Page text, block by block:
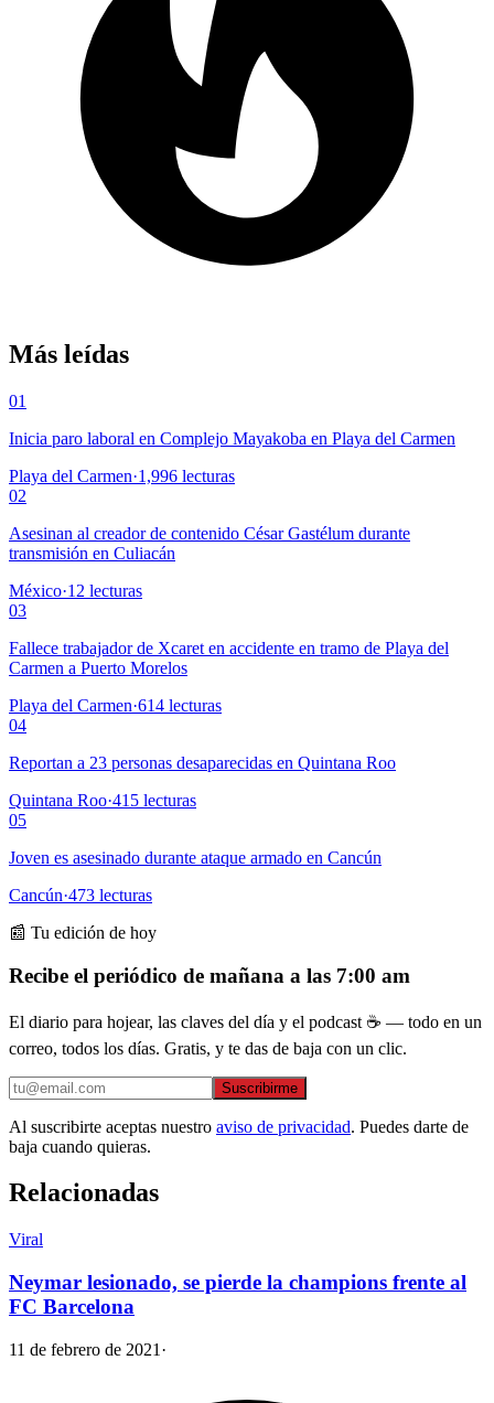
Más leídas
01
Inicia paro laboral en Complejo Mayakoba en Playa del Carmen
Playa del Carmen·1,996 lecturas
02
Asesinan al creador de contenido César Gastélum durante
transmisión en Culiacán
México·12 lecturas
03
Fallece trabajador de Xcaret en accidente en tramo de Playa del
Carmen a Puerto Morelos
Playa del Carmen·614 lecturas
04
Reportan a 23 personas desaparecidas en Quintana Roo
Quintana Roo·415 lecturas
05
Joven es asesinado durante ataque armado en Cancún
Cancún·473 lecturas
📰 Tu edición de hoy
Recibe el periódico de mañana a las 7:00 am
El diario para hojear, las claves del día y el podcast ☕ — todo en un
correo, todos los días. Gratis, y te das de baja con un clic.
Suscribirme
Al suscribirte aceptas nuestro aviso de privacidad. Puedes darte de
baja cuando quieras.
Relacionadas
Viral
Neymar lesionado, se pierde la champions frente al
FC Barcelona
11 de febrero de 2021 ·